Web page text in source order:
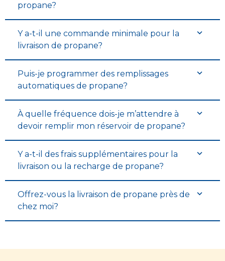
propane?
Y a-t-il une commande minimale pour la
livraison de propane?
Puis-je programmer des remplissages
automatiques de propane?
À quelle fréquence dois-je m’attendre à
devoir remplir mon réservoir de propane?
Y a-t-il des frais supplémentaires pour la
livraison ou la recharge de propane?
Offrez-vous la livraison de propane près de
chez moi?